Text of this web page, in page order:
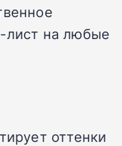
лист на любые
оттенки